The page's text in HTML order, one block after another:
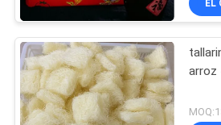
EL
arroz